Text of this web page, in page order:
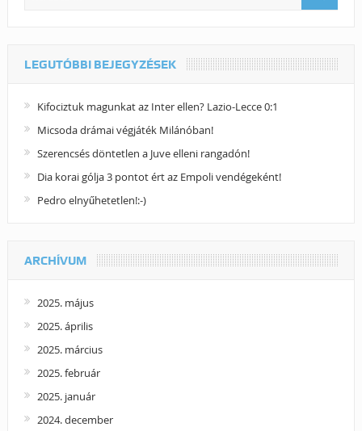
LEGUTÓBBI BEJEGYZÉSEK
Kifociztuk magunkat az Inter ellen? Lazio-Lecce 0:1
Micsoda drámai végjáték Milánóban!
Szerencsés döntetlen a Juve elleni rangadón!
Dia korai gólja 3 pontot ért az Empoli vendégeként!
Pedro elnyűhetetlen!:-)
ARCHÍVUM
2025. május
2025. április
2025. március
2025. február
2025. január
2024. december